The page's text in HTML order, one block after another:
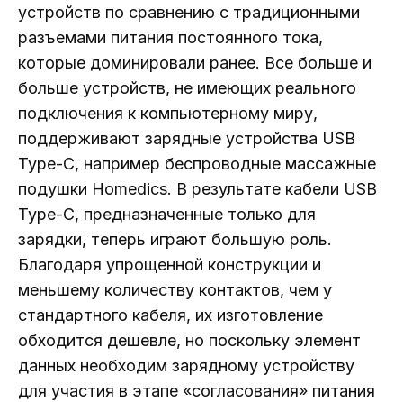
устройств по сравнению с традиционными
разъемами питания постоянного тока,
которые доминировали ранее. Все больше и
больше устройств, не имеющих реального
подключения к компьютерному миру,
поддерживают зарядные устройства USB
Type-C, например беспроводные массажные
подушки Homedics. В результате кабели USB
Type-C, предназначенные только для
зарядки, теперь играют большую роль.
Благодаря упрощенной конструкции и
меньшему количеству контактов, чем у
стандартного кабеля, их изготовление
обходится дешевле, но поскольку элемент
данных необходим зарядному устройству
для участия в этапе «согласования» питания